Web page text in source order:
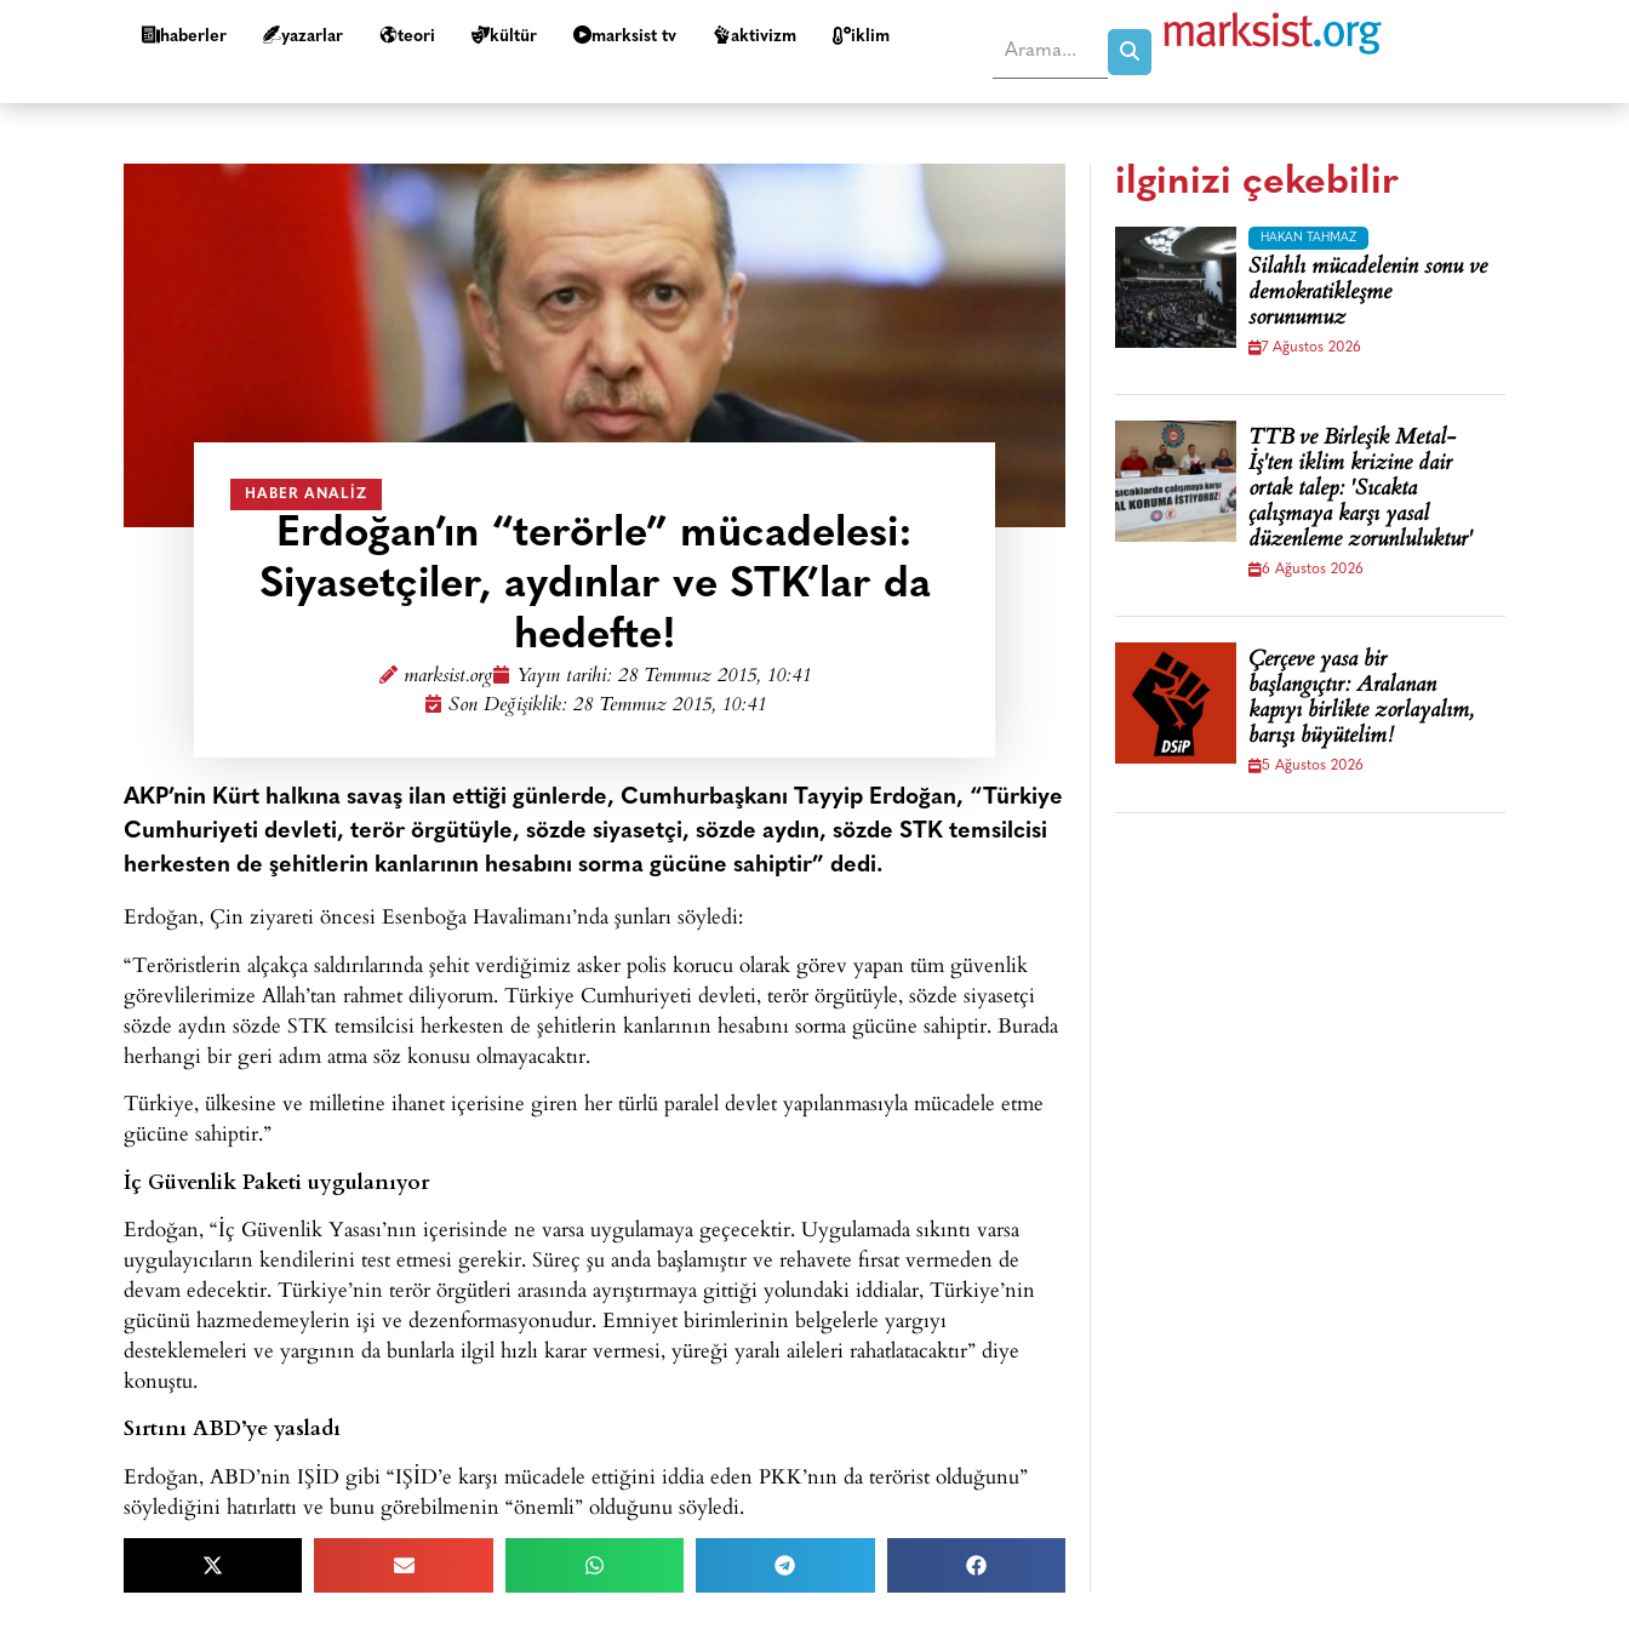
haberler yazarlar teori kültür marksist tv aktivizm i̇klim
HABER ANALIZ
Erdoğan’ın “terörle” mücadelesi:
Siyasetçiler, aydınlar ve STK’lar da
hedefte!
marksist.org Yayın tarihi: 28 Temmuz 2015, 10:41
Son Değişiklik: 28 Temmuz 2015, 10:41
AKP’nin Kürt halkına savaş ilan ettiği günlerde, Cumhurbaşkanı Tayyip Erdoğan, “Türkiye
Cumhuriyeti devleti, terör örgütüyle, sözde siyasetçi, sözde aydın, sözde STK temsilcisi
herkesten de şehitlerin kanlarının hesabını sorma gücüne sahiptir” dedi.
Erdoğan, Çin ziyareti öncesi Esenboğa Havalimanı’nda şunları söyledi:
“Teröristlerin alçakça saldırılarında şehit verdiğimiz asker polis korucu olarak görev yapan tüm güvenlik
görevlilerimize Allah’tan rahmet diliyorum. Türkiye Cumhuriyeti devleti, terör örgütüyle, sözde siyasetçi
sözde aydın sözde STK temsilcisi herkesten de şehitlerin kanlarının hesabını sorma gücüne sahiptir. Burada
herhangi bir geri adım atma söz konusu olmayacaktır.
Türkiye, ülkesine ve milletine ihanet içerisine giren her türlü paralel devlet yapılanmasıyla mücadele etme
gücüne sahiptir.”
İç Güvenlik Paketi uygulanıyor
Erdoğan, “İç Güvenlik Yasası’nın içerisinde ne varsa uygulamaya geçecektir. Uygulamada sıkıntı varsa
uygulayıcıların kendilerini test etmesi gerekir. Süreç şu anda başlamıştır ve rehavete fırsat vermeden de
devam edecektir. Türkiye’nin terör örgütleri arasında ayrıştırmaya gittiği yolundaki iddialar, Türkiye’nin
gücünü hazmedemeylerin işi ve dezenformasyonudur. Emniyet birimlerinin belgelerle yargıyı
desteklemeleri ve yargının da bunlarla ilgil hızlı karar vermesi, yüreği yaralı aileleri rahatlatacaktır” diye
konuştu.
Sırtını ABD’ye yasladı
Erdoğan, ABD’nin IŞİD gibi “IŞİD’e karşı mücadele ettiğini iddia eden PKK’nın da terörist olduğunu”
söylediğini hatırlattı ve bunu görebilmenin “önemli” olduğunu söyledi.
ilginizi çekebilir
HAKAN TAHMAZ
Silahlı mücadelenin sonu ve
demokratikleşme
sorunumuz
7 Ağustos 2026
TTB ve Birleşik Metal-
İş'ten iklim krizine dair
ortak talep: 'Sıcakta
çalışmaya karşı yasal
düzenleme zorunluluktur'
6 Ağustos 2026
Çerçeve yasa bir
başlangıçtır: Aralanan
kapıyı birlikte zorlayalım,
barışı büyütelim!
5 Ağustos 2026